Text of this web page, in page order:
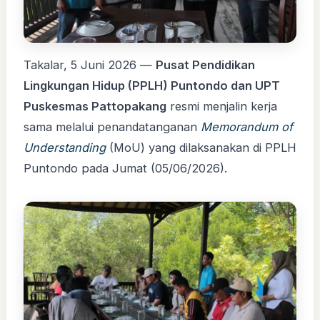
Takalar, 5 Juni 2026 — Pusat Pendidikan
Lingkungan Hidup (PPLH) Puntondo dan UPT
Puskesmas Pattopakang resmi menjalin kerja
sama melalui penandatanganan Memorandum of
Understanding(MoU) yang dilaksanakan di PPLH
Puntondo pada Jumat (05/06/2026).